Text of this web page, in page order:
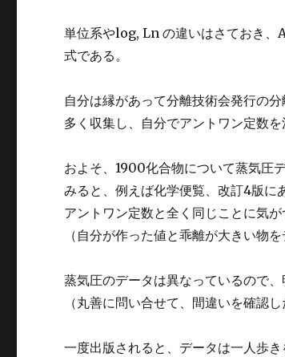
単位系やlog, Ln の違いはさておき、
式である。
自分は縁があって分離技術会発行の
多く収集し、自分でアントワン定数
およそ、1900化合物について蒸気圧
みると、例えば化学便覧、改訂4版に
アントワン定数と全く同じことに気が
（自分が作った値と乖離が大きい物
蒸気圧のデータは異なっているので
（丸善に問い合せて、間違いを確認し
一度出版されると、データは一人歩